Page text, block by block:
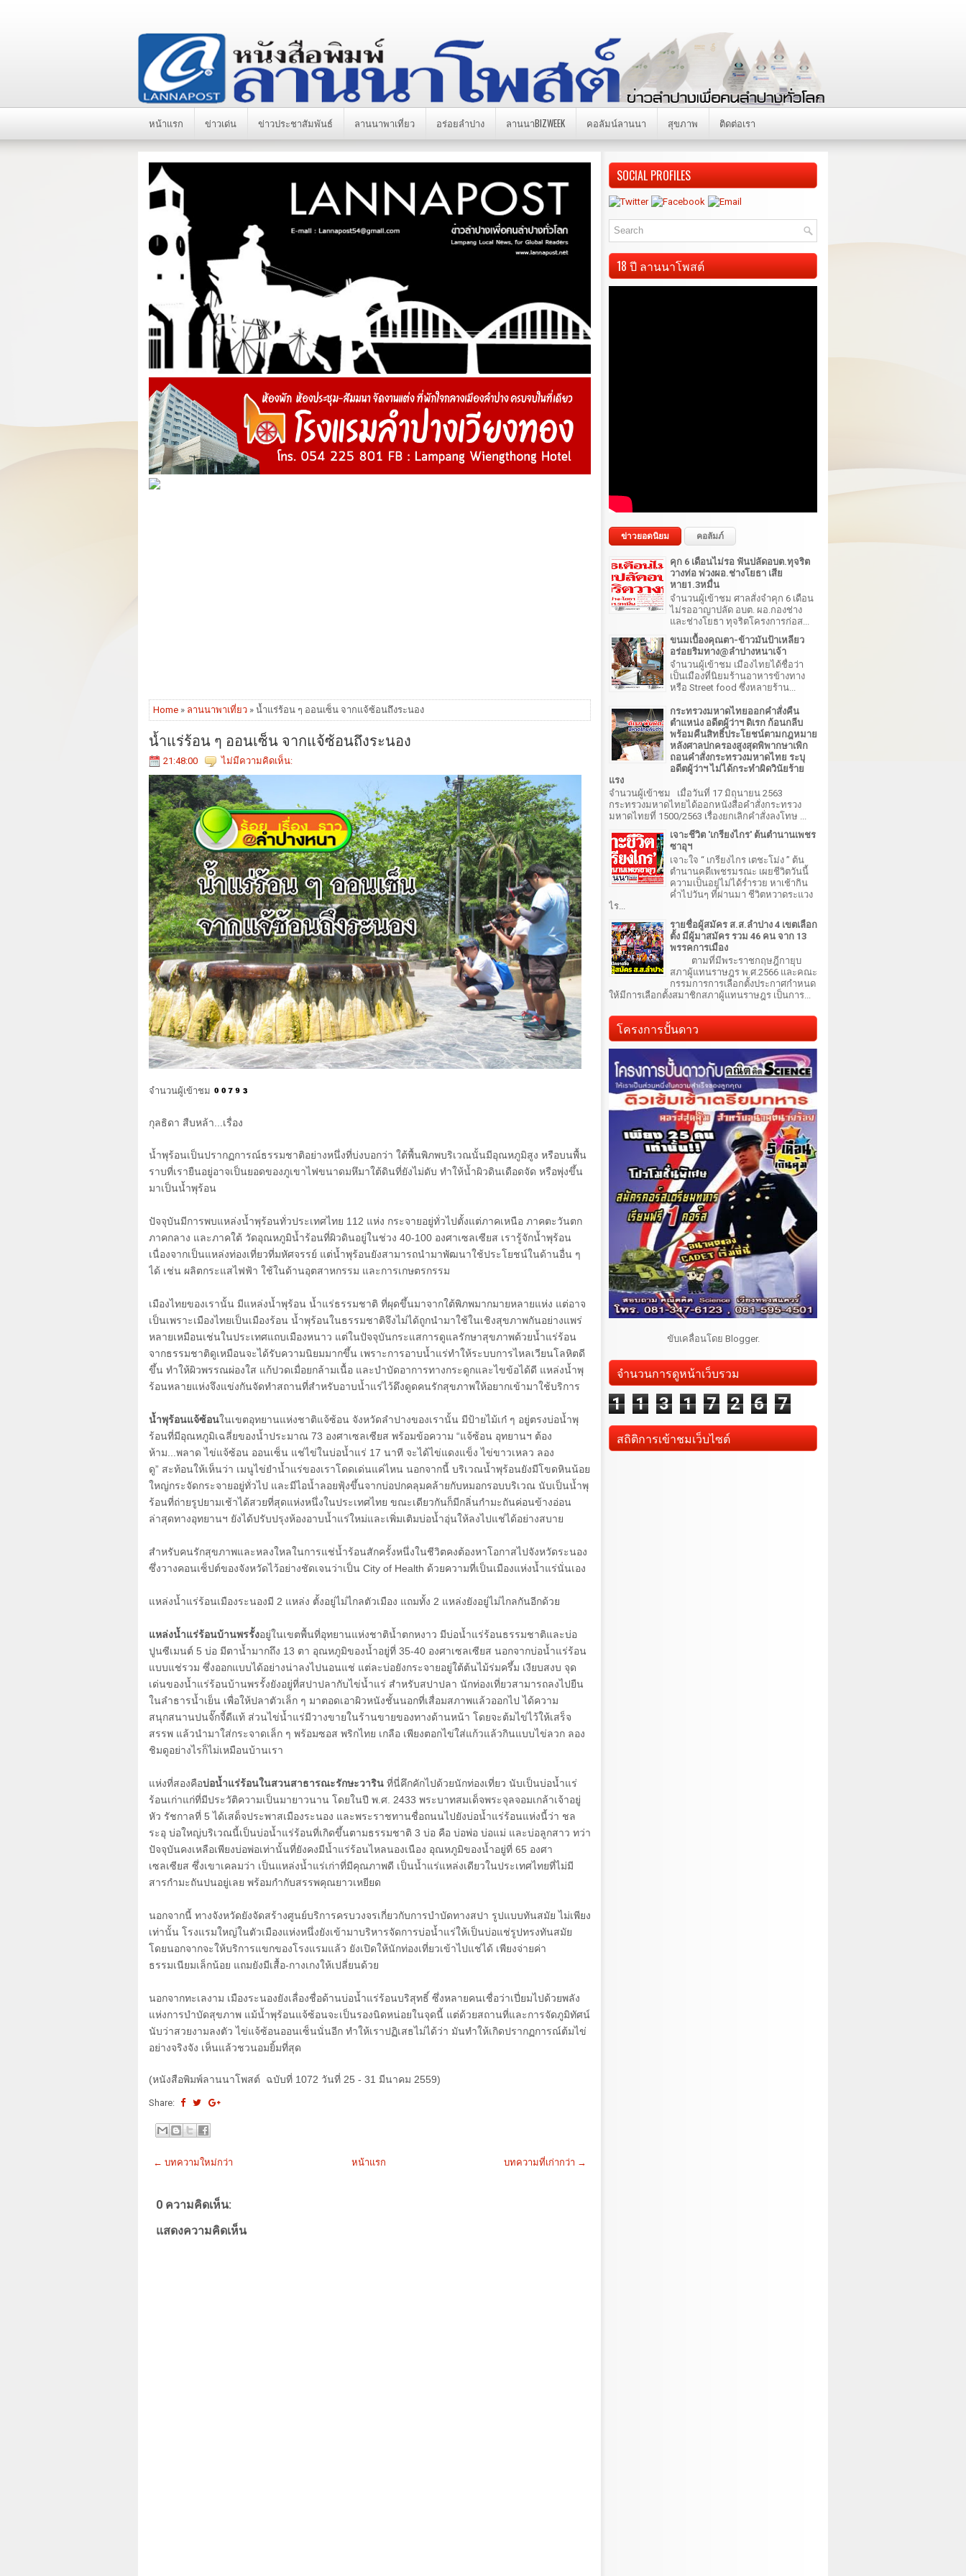
หน้าแรก ข่าวเด่น ข่าวประชาสัมพันธ์ ลานนาพาเที่ยว อร่อยลำปาง ลานนาBIZWEEK คอลัมน์ลานนา สุขภาพ ติดต่อเรา
Home » ลานนาพาเที่ยว » น้ำแร่ร้อน ๆ ออนเซ็น จากแจ้ซ้อนถึงระนอง
น้ำแร่ร้อน ๆ ออนเซ็น จากแจ้ซ้อนถึงระนอง
21:48:00 ไม่มีความคิดเห็น:
จำนวนผู้เข้าชม
กุลธิดา สืบหล้า...เรื่อง
น้ำพุร้อนเป็นปรากฏการณ์ธรรมชาติอย่างหนึ่งที่บ่งบอกว่า ใต้พื้นพิภพบริเวณนั้นมีอุณหภูมิสูง หรือบนพื้น
ราบที่เรายืนอยู่อาจเป็นยอดของภูเขาไฟขนาดมหึมาใต้ดินที่ยังไม่ดับ ทำให้น้ำผิวดินเดือดจัด หรือพุ่งขึ้น
มาเป็นน้ำพุร้อน
ปัจจุบันมีการพบแหล่งน้ำพุร้อนทั่วประเทศไทย 112 แห่ง กระจายอยู่ทั่วไปตั้งแต่ภาคเหนือ ภาคตะวันตก
ภาคกลาง และภาคใต้ วัดอุณหภูมิน้ำร้อนที่ผิวดินอยู่ในช่วง 40-100 องศาเซลเซียส เรารู้จักน้ำพุร้อน
เนื่องจากเป็นแหล่งท่องเที่ยวที่มหัศจรรย์ แต่น้ำพุร้อนยังสามารถนำมาพัฒนาใช้ประโยชน์ในด้านอื่น ๆ
ได้ เช่น ผลิตกระแสไฟฟ้า ใช้ในด้านอุตสาหกรรม และการเกษตรกรรม
เมืองไทยของเรานั้น มีแหล่งน้ำพุร้อน น้ำแร่ธรรมชาติ ที่ผุดขึ้นมาจากใต้พิภพมากมายหลายแห่ง แต่อาจ
เป็นเพราะเมืองไทยเป็นเมืองร้อน น้ำพุร้อนในธรรมชาติจึงไม่ได้ถูกนำมาใช้ในเชิงสุขภาพกันอย่างแพร่
หลายเหมือนเช่นในประเทศแถบเมืองหนาว แต่ในปัจจุบันกระแสการดูแลรักษาสุขภาพด้วยน้ำแร่ร้อน
จากธรรมชาติดูเหมือนจะได้รับความนิยมมากขึ้น เพราะการอาบน้ำแร่ทำให้ระบบการไหลเวียนโลหิตดี
ขึ้น ทำให้ผิวพรรณผ่องใส แก้ปวดเมื่อยกล้ามเนื้อ และบำบัดอาการทางกระดูกและไขข้อได้ดี แหล่งน้ำพุ
ร้อนหลายแห่งจึงแข่งกันจัดทำสถานที่สำหรับอาบน้ำแร่ไว้ดึงดูดคนรักสุขภาพให้อยากเข้ามาใช้บริการ
น้ำพุร้อนแจ้ซ้อนในเขตอุทยานแห่งชาติแจ้ซ้อน จังหวัดลำปางของเรานั้น มีป้ายไม้เก๋ ๆ อยู่ตรงบ่อน้ำพุ
ร้อนที่มีอุณหภูมิเฉลี่ยของน้ำประมาณ 73 องศาเซลเซียส พร้อมข้อความ “แจ้ซ้อน อุทยานฯ ต้อง
ห้าม...พลาด ไข่แจ้ซ้อน ออนเซ็น แช่ไข่ในบ่อน้ำแร่ 17 นาที จะได้ไข่แดงแข็ง ไข่ขาวเหลว ลอง
ดู” สะท้อนให้เห็นว่า เมนูไข่ยำน้ำแร่ของเราโดดเด่นแค่ไหน นอกจากนี้ บริเวณน้ำพุร้อนยังมีโขดหินน้อย
ใหญ่กระจัดกระจายอยู่ทั่วไป และมีไอน้ำลอยฟุ้งขึ้นจากบ่อปกคลุมคล้ายกับหมอกรอบบริเวณ นับเป็นน้ำพุ
ร้อนที่ถ่ายรูปยามเช้าได้สวยที่สุดแห่งหนึ่งในประเทศไทย ขณะเดียวกันก็มีกลิ่นกำมะถันค่อนข้างอ่อน
ล่าสุดทางอุทยานฯ ยังได้ปรับปรุงห้องอาบน้ำแร่ใหม่และเพิ่มเติมบ่อน้ำอุ่นให้ลงไปแช่ได้อย่างสบาย
สำหรับคนรักสุขภาพและหลงใหลในการแช่น้ำร้อนสักครั้งหนึ่งในชีวิตคงต้องหาโอกาสไปจังหวัดระนอง
ซึ่งวางคอนเซ็ปต์ของจังหวัดไว้อย่างชัดเจนว่าเป็น City of Health ด้วยความที่เป็นเมืองแห่งน้ำแร่นั่นเอง
แหล่งน้ำแร่ร้อนเมืองระนองมี 2 แหล่ง ตั้งอยู่ไม่ไกลตัวเมือง แถมทั้ง 2 แหล่งยังอยู่ไม่ไกลกันอีกด้วย
แหล่งน้ำแร่ร้อนบ้านพรรั้งอยู่ในเขตพื้นที่อุทยานแห่งชาติน้ำตกหงาว มีบ่อน้ำแร่ร้อนธรรมชาติและบ่อ
ปูนซีเมนต์ 5 บ่อ มีตาน้ำมากถึง 13 ตา อุณหภูมิของน้ำอยู่ที่ 35-40 องศาเซลเซียส นอกจากบ่อน้ำแร่ร้อน
แบบแช่รวม ซึ่งออกแบบได้อย่างน่าลงไปนอนแช่ แต่ละบ่อยังกระจายอยู่ใต้ต้นไม้ร่มครึ้ม เงียบสงบ จุด
เด่นของน้ำแร่ร้อนบ้านพรรั้งยังอยู่ที่สปาปลากับไข่น้ำแร่ สำหรับสปาปลา นักท่องเที่ยวสามารถลงไปยืน
ในลำธารน้ำเย็น เพื่อให้ปลาตัวเล็ก ๆ มาตอดเอาผิวหนังชั้นนอกที่เสื่อมสภาพแล้วออกไป ได้ความ
สนุกสนานปนจั๊กจี้ดีแท้ ส่วนไข่น้ำแร่มีวางขายในร้านขายของทางด้านหน้า โดยจะต้มไข่ไว้ให้เสร็จ
สรรพ แล้วนำมาใส่กระจาดเล็ก ๆ พร้อมซอส พริกไทย เกลือ เพียงตอกไข่ใส่แก้วแล้วกินแบบไข่ลวก ลอง
ชิมดูอย่างไรก็ไม่เหมือนบ้านเรา
แห่งที่สองคือบ่อน้ำแร่ร้อนในสวนสาธารณะรักษะวาริน ที่นี่คึกคักไปด้วยนักท่องเที่ยว นับเป็นบ่อน้ำแร่
ร้อนเก่าแก่ที่มีประวัติความเป็นมายาวนาน โดยในปี พ.ศ. 2433 พระบาทสมเด็จพระจุลจอมเกล้าเจ้าอยู่
หัว รัชกาลที่ 5ได้เสด็จประพาสเมืองระนอง และพระราชทานชื่อถนนไปยังบ่อน้ำแร่ร้อนแห่งนี้ว่า ชล
ระอุ บ่อใหญ่บริเวณนี้เป็นบ่อน้ำแร่ร้อนที่เกิดขึ้นตามธรรมชาติ 3 บ่อ คือ บ่อพ่อ บ่อแม่ และบ่อลูกสาว ทว่า
ปัจจุบันคงเหลือเพียงบ่อพ่อเท่านั้นที่ยังคงมีน้ำแร่ร้อนไหลนองเนือง อุณหภูมิของน้ำอยู่ที่ 65 องศา
เซลเซียส ซึ่งเขาเคลมว่า เป็นแหล่งน้ำแร่เก่าที่มีคุณภาพดี เป็นน้ำแร่แหล่งเดียวในประเทศไทยที่ไม่มี
สารกำมะถันปนอยู่เลย พร้อมกำกับสรรพคุณยาวเหยียด
นอกจากนี้ ทางจังหวัดยังจัดสร้างศูนย์บริการครบวงจรเกี่ยวกับการบำบัดทางสปา รูปแบบทันสมัย ไม่เพียง
เท่านั้น โรงแรมใหญ่ในตัวเมืองแห่งหนึ่งยังเข้ามาบริหารจัดการบ่อน้ำแร่ให้เป็นบ่อแช่รูปทรงทันสมัย
โดยนอกจากจะให้บริการแขกของโรงแรมแล้ว ยังเปิดให้นักท่องเที่ยวเข้าไปแช่ได้ เพียงจ่ายค่า
ธรรมเนียมเล็กน้อย แถมยังมีเสื้อ-กางเกงให้เปลี่ยนด้วย
นอกจากทะเลงาม เมืองระนองยังเลื่องชื่อด้านบ่อน้ำแร่ร้อนบริสุทธิ์ ซึ่งหลายคนเชื่อว่าเปี่ยมไปด้วยพลัง
แห่งการบำบัดสุขภาพ แม้น้ำพุร้อนแจ้ซ้อนจะเป็นรองนิดหน่อยในจุดนี้ แต่ด้วยสถานที่และการจัดภูมิทัศน์
นับว่าสวยงามลงตัว ไข่แจ้ซ้อนออนเซ็นนั่นอีก ทำให้เราปฏิเสธไม่ได้ว่า มันทำให้เกิดปรากฏการณ์ต้มไข่
อย่างจริงจัง เห็นแล้วชวนอมยิ้มที่สุด
(หนังสือพิมพ์ลานนาโพสต์ ฉบับที่ 1072 วันที่ 25 - 31 มีนาคม 2559)
Share:
← บทความใหม่กว่า บทความที่เก่ากว่า →
หน้าแรก
0 ความคิดเห็น:
แสดงความคิดเห็น
SOCIAL PROFILES
18 ปี ลานนาโพสต์
ข่าวยอดนิยม คอลัมภ์
คุก 6 เดือนไม่รอ ฟันปลัดอบต.ทุจริต
วางท่อ พ่วงผอ.ช่างโยธา เสีย
หาย1.3หมื่น
จำนวนผู้เข้าชม ศาลสั่งจำคุก 6 เดือน
ไม่รออาญาปลัด อบต. ผอ.กองช่าง
และช่างโยธา ทุจริตโครงการก่อส...
ขนมเบื้องคุณตา-ข้าวมันป้าเหลียว
อร่อยริมทาง@ลำปางหนาเจ้า
จำนวนผู้เข้าชม เมืองไทยได้ชื่อว่า
เป็นเมืองที่นิยมร้านอาหารข้างทาง
หรือ Street food ซึ่งหลายร้าน...
กระทรวงมหาดไทยออกคำสั่งคืน
ตำแหน่ง อดีตผู้ว่าฯ ดิเรก ก้อนกลีบ
พร้อมคืนสิทธิ์ประโยชน์ตามกฎหมาย
หลังศาลปกครองสูงสุดพิพากษาเพิก
ถอนคำสั่งกระทรวงมหาดไทย ระบุ
อดีตผู้ว่าฯ ไม่ได้กระทำผิดวินัยร้าย
แรง
จำนวนผู้เข้าชม เมื่อวันที่ 17 มิถุนายน 2563
กระทรวงมหาดไทยได้ออกหนังสือคำสั่งกระทรวง
มหาดไทยที่ 1500/2563 เรื่องยกเลิกคำสั่งลงโทษ ...
เจาะชีวิต 'เกรียงไกร' ต้นตำนานเพชร
ซาอุฯ
เจาะใจ “ เกรียงไกร เตชะโม่ง ” ต้น
ตำนานคดีเพชรมรณะ เผยชีวิตวันนี้
ความเป็นอยู่ไม่ได้ร่ำรวย หาเช้ากิน
ค่ำไปวันๆ ที่ผ่านมา ชีวิตหวาดระแวง
ไร...
รายชื่อผู้สมัคร ส.ส.ลำปาง 4 เขตเลือก
ตั้ง มีผู้มาสมัคร รวม 46 คน จาก 13
พรรคการเมือง
ตามที่มีพระราชกฤษฎีกายุบ
สภาผู้แทนราษฎร พ.ศ.2566 และคณะ
กรรมการการเลือกตั้งประกาศกำหนด
ให้มีการเลือกตั้งสมาชิกสภาผู้แทนราษฎร เป็นการ...
โครงการปั้นดาว
ขับเคลื่อนโดย Blogger.
จำนวนการดูหน้าเว็บรวม
1 1 3 1 7 2 6 7
สถิติการเข้าชมเว็บไซต์